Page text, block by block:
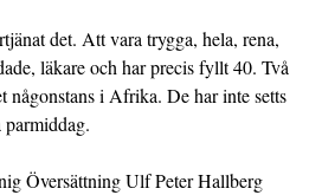
det. Att vara trygga, hela, rena,
läkare och har precis fyllt 40. Två
någonstans i Afrika. De har inte setts
parmiddag.
Översättning Ulf Peter Hallberg